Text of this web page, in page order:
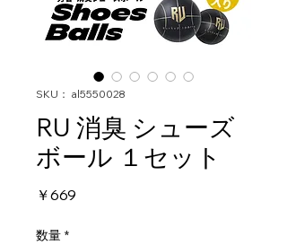
SKU： al5550028
RU 消臭 シューズ
ボール １セット
￥669
数量 *